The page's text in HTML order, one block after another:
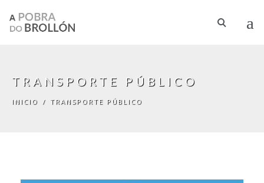
TRANSPORTE PÚBLICO
INICIO / TRANSPORTE PÚBLICO